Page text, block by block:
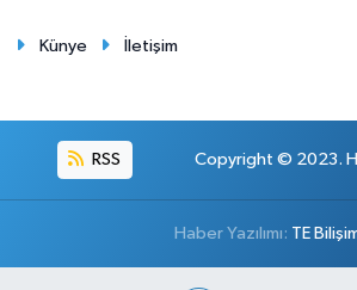
Künye İletişim
RSS Copyright © 2023.
Haber Yazılımı: TE